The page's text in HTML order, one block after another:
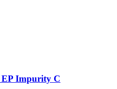
EP Impurity C